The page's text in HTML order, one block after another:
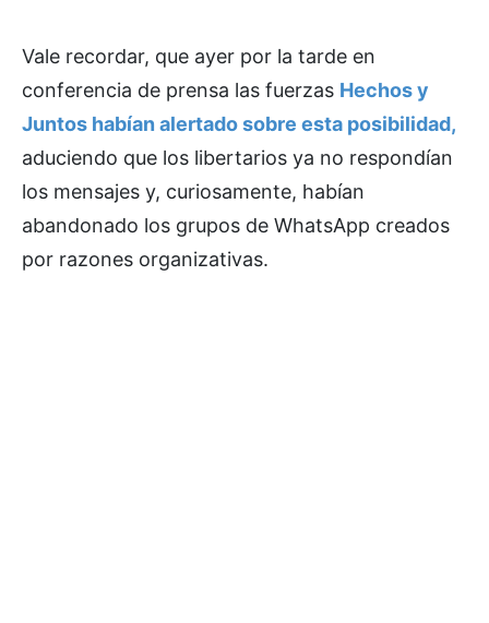
Vale recordar, que ayer por la tarde en
conferencia de prensa las fuerzas Hechos y
Juntos habían alertado sobre esta posibilidad,
aduciendo que los libertarios ya no respondían
los mensajes y, curiosamente, habían
abandonado los grupos de WhatsApp creados
por razones organizativas.